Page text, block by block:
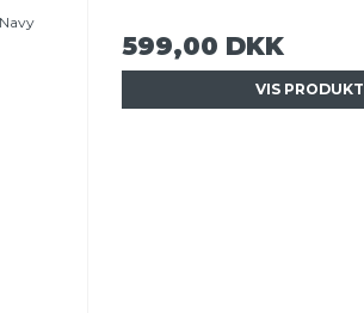
599,00 DKK
VIS PRODUKT